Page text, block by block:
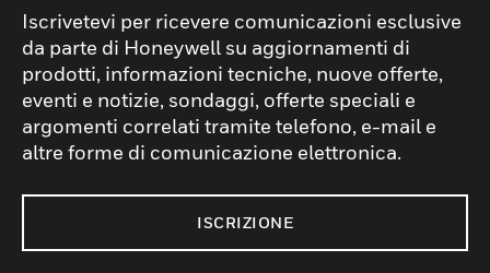
Iscrivetevi per ricevere comunicazioni esclusive
da parte di Honeywell su aggiornamenti di
prodotti, informazioni tecniche, nuove offerte,
eventi e notizie, sondaggi, offerte speciali e
argomenti correlati tramite telefono, e-mail e
altre forme di comunicazione elettronica.
ISCRIZIONE